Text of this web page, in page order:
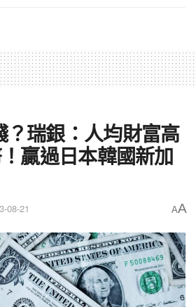
？瑞銀：人均財富高
贏過日本韓國新加
08-21 AA